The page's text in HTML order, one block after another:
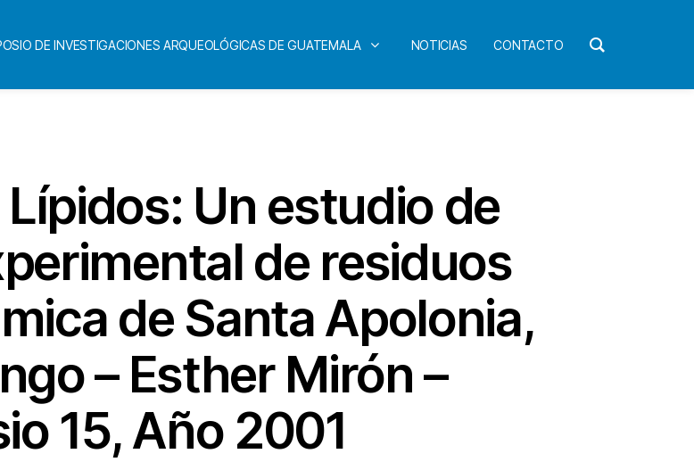
DE INVESTIGACIONES ARQUEOLÓGICAS DE GUATEMALA NOTICIAS CONTACTO
Un estudio de
de residuos
de Santa Apolonia,
– Esther Mirón –
15, Año 2001